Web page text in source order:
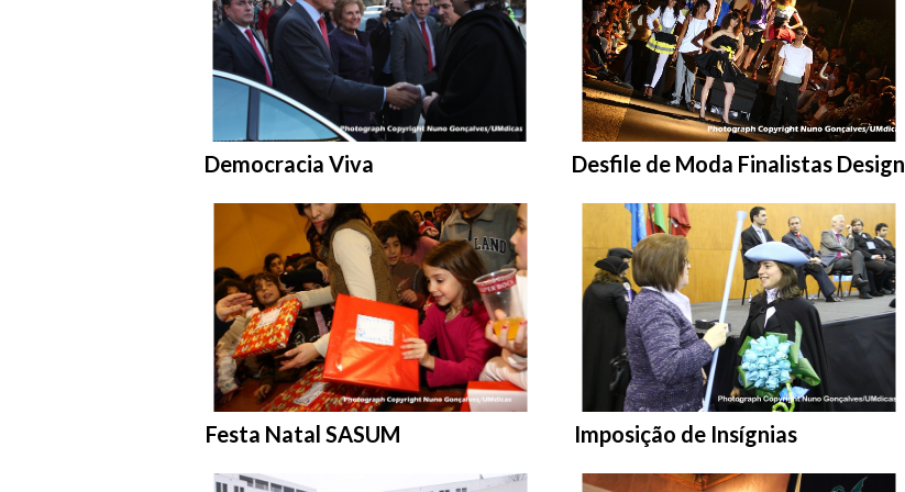
Entrar na pasta:
Democracia Viva Entrar na pasta:
Desfile de Moda Finalistas Design
Entrar na pasta:
Festa Natal SASUM Entrar na pasta:
Imposição de Insígnias